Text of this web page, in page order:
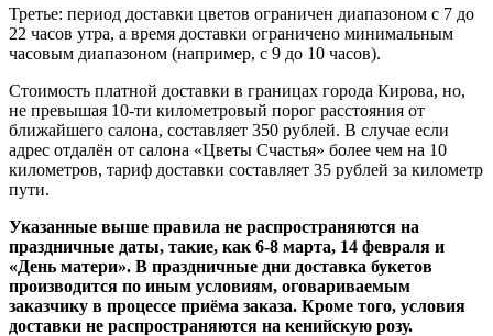
Третье: период доставки цветов ограничен диапазоном с 7 до
22 часов утра, а время доставки ограничено минимальным
часовым диапазоном (например, с 9 до 10 часов).
Стоимость платной доставки в границах города Кирова, но,
не превышая 10-ти километровый порог расстояния от
ближайшего салона, составляет 350 рублей. В случае если
адрес отдалён от салона «Цветы Счастья» более чем на 10
километров, тариф доставки составляет 35 рублей за километр
пути.
Указанные выше правила не распространяются на
праздничные даты, такие, как 6-8 марта, 14 февраля и
«День матери». В праздничные дни доставка букетов
производится по иным условиям, оговариваемым
заказчику в процессе приёма заказа. Кроме того, условия
доставки не распространяются на кенийскую розу.